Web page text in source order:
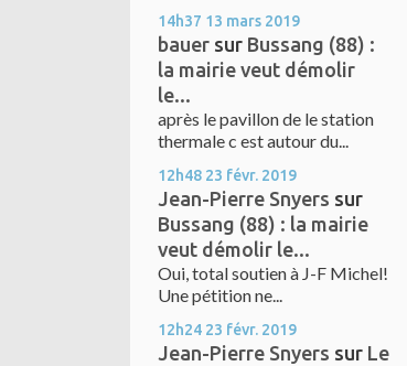
14h37 13 mars 2019
bauer sur Bussang (88) :
la mairie veut démolir
le...
après le pavillon de le station
thermale c est autour du...
12h48 23 févr. 2019
Jean-Pierre Snyers sur
Bussang (88) : la mairie
veut démolir le...
Oui, total soutien à J-F Michel!
Une pétition ne...
12h24 23 févr. 2019
Jean-Pierre Snyers sur Le